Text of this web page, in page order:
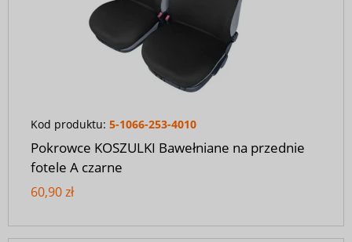
Kod produktu: 5-1066-253-4010
Pokrowce KOSZULKI Bawełniane na przednie
fotele A czarne
60,90 zł